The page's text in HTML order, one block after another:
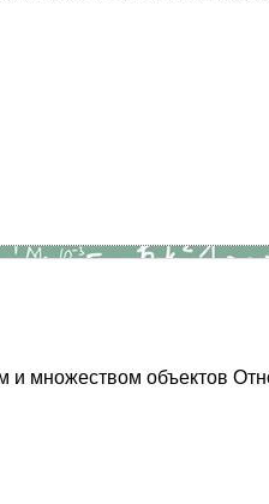
множеством объектов